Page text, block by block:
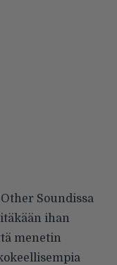
Soundissa
ihan
menetin